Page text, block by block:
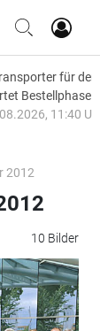
für
Bestellphase
11:40
2012
10 Bilder